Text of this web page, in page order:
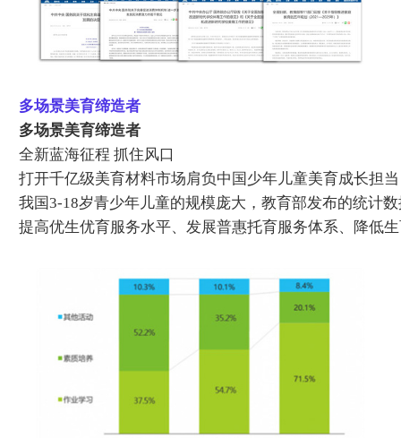
多场景美育缔造者
多场景美育缔造者
全新蓝海征程 抓住风口
打开千亿级美育材料市场肩负中国少年儿童美育成长担当
我国3-18岁青少年儿童的规模庞大，教育部发布的统计
提高优生优育服务水平、发展普惠托育服务体系、降低